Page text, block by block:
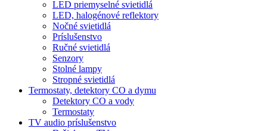
LED priemyselné svietidlá
LED, halogénové reflektory
Nočné svietidlá
Príslušenstvo
Ručné svietidlá
Senzory
Stolné lampy
Stropné svietidlá
Termostaty, detektory CO a dymu
Detektory CO a vody
Termostaty
TV audio príslušenstvo